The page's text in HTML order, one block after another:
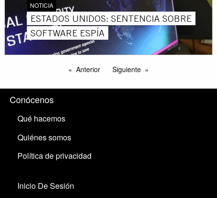
NOTICIA
ESTADOS UNIDOS: SENTENCIA SOBRE
SOFTWARE ESPÍA
Anterior Siguiente
Conócenos
Qué hacemos
Quiénes somos
Política de privacidad
Inicio De Sesión